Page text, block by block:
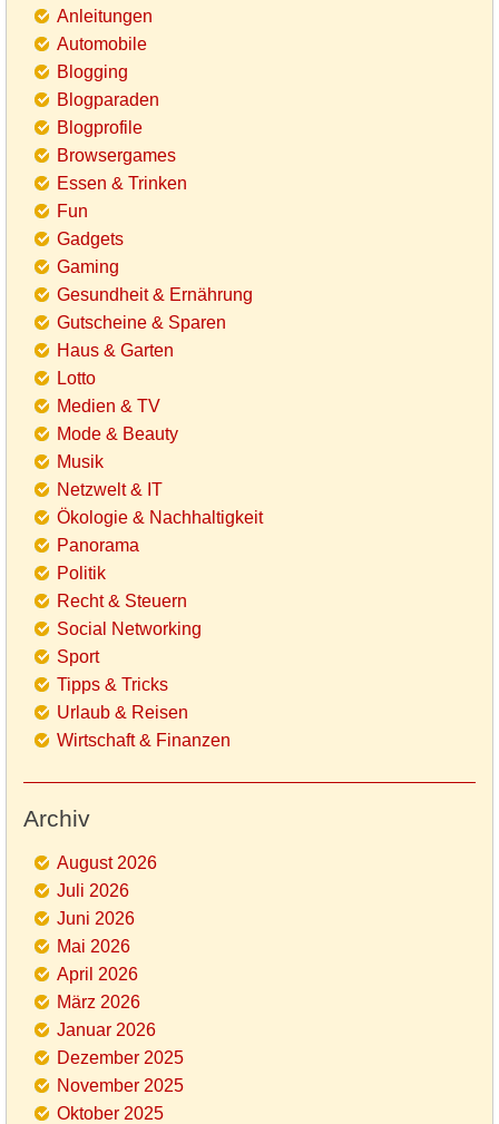
Anleitungen
Automobile
Blogging
Blogparaden
Blogprofile
Browsergames
Essen & Trinken
Fun
Gadgets
Gaming
Gesundheit & Ernährung
Gutscheine & Sparen
Haus & Garten
Lotto
Medien & TV
Mode & Beauty
Musik
Netzwelt & IT
Ökologie & Nachhaltigkeit
Panorama
Politik
Recht & Steuern
Social Networking
Sport
Tipps & Tricks
Urlaub & Reisen
Wirtschaft & Finanzen
Archiv
August 2026
Juli 2026
Juni 2026
Mai 2026
April 2026
März 2026
Januar 2026
Dezember 2025
November 2025
Oktober 2025